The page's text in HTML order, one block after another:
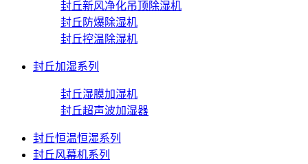
封丘新风净化吊顶除湿机
封丘防爆除湿机
封丘控温除湿机
封丘加湿系列
封丘湿膜加湿机
封丘超声波加湿器
封丘恒温恒湿系列
封丘风幕机系列